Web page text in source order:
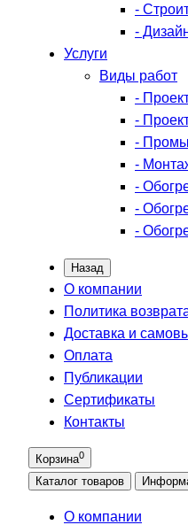
-
-
Услуги
Виды работ
-
-
-
-
-
-
-
Назад
О компании
Политика
Доставка и
Оплата
Публикации
Сертификаты
Контакты
Корзина0
Каталог товаров
О компании